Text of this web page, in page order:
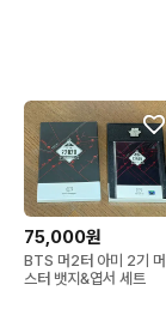
75,000원
BTS 머2터 아미 2기 머
스터 뱃지&엽서 세트